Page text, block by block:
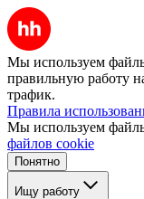
Мы используем
правильную работу
трафик.
Правила
Мы используем
файлов cookie
Понятно
Ищу работу